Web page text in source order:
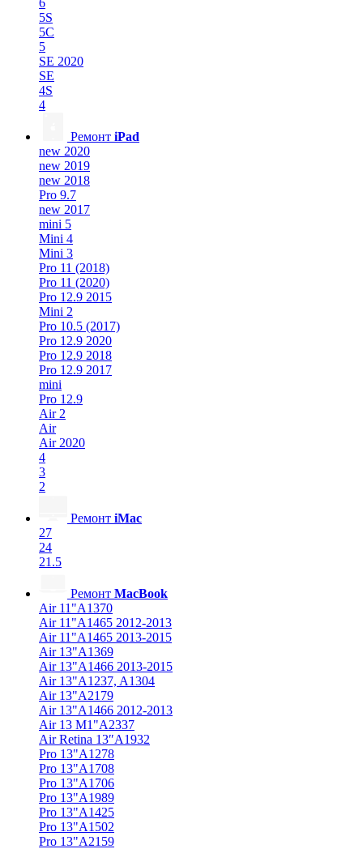
6
5S
5C
5
SE 2020
SE
4S
4
Ремонт iPad
new 2020
new 2019
new 2018
Pro 9.7
new 2017
mini 5
Mini 4
Mini 3
Pro 11 (2018)
Pro 11 (2020)
Pro 12.9 2015
Mini 2
Pro 10.5 (2017)
Pro 12.9 2020
Pro 12.9 2018
Pro 12.9 2017
mini
Pro 12.9
Air 2
Air
Air 2020
4
3
2
Ремонт iMac
27
24
21.5
Ремонт MacBook
Air 11"A1370
Air 11"A1465 2012-2013
Air 11"A1465 2013-2015
Air 13"A1369
Air 13"A1466 2013-2015
Air 13"A1237, A1304
Air 13"A2179
Air 13"A1466 2012-2013
Air 13 M1"A2337
Air Retina 13″A1932
Pro 13"A1278
Pro 13"A1708
Pro 13"A1706
Pro 13"A1989
Pro 13"A1425
Pro 13"A1502
Pro 13"A2159